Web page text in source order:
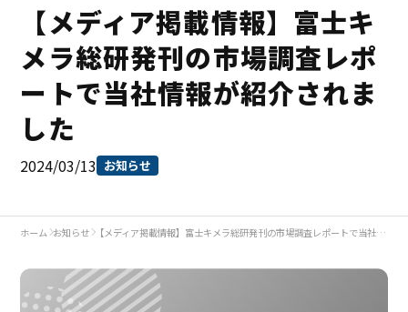
【メディア掲載情報】富士キ
メラ総研発刊の市場調査レポ
ートで当社情報が紹介されま
した
2024/03/13 お知らせ
ホーム お知らせ 【メディア掲載情報】富士キメラ総研発刊の市場調査レポートで当社情報が紹介されました